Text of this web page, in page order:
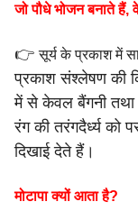
जो पौधे भोजन बनाते हैं,
👉सूर्य के प्रकाश में
प्रकाश संश्लेषण की
में से केवल बैंगनी
रंग की तरंगदैर्ध्य को
दिखाई देते हैं।
मोटापा क्यों आता है?